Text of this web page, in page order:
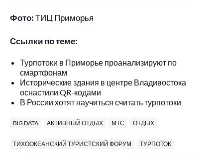
Фото:ТИЦ Приморья
Ссылки по теме:
Турпотоки в Приморье проанализируют по
смартфонам
Исторические здания в центре Владивостока
оснастили QR-кодами
В России хотят научиться считать турпотоки
BIG DATA АКТИВНЫЙ ОТДЫХ МТС ОТДЫХ
ТИХООКЕАНСКИЙ ТУРИСТСКИЙ ФОРУМ ТУРПОТОК